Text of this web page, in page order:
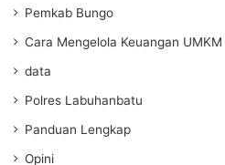
Pemkab Bungo
Cara Mengelola Keuangan UMKM
data
Polres Labuhanbatu
Panduan Lengkap
Opini